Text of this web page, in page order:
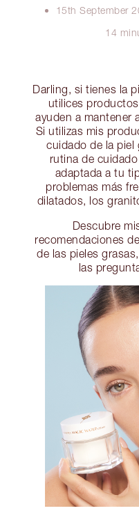
15th September
14
Darling, si tienes la
utilices
ayuden a mantener
Si utilizas mis
cuidado de la piel
rutina de
adaptada a tu
problemas más
dilatados, los
Descubre
recomendaciones
de las pieles
las